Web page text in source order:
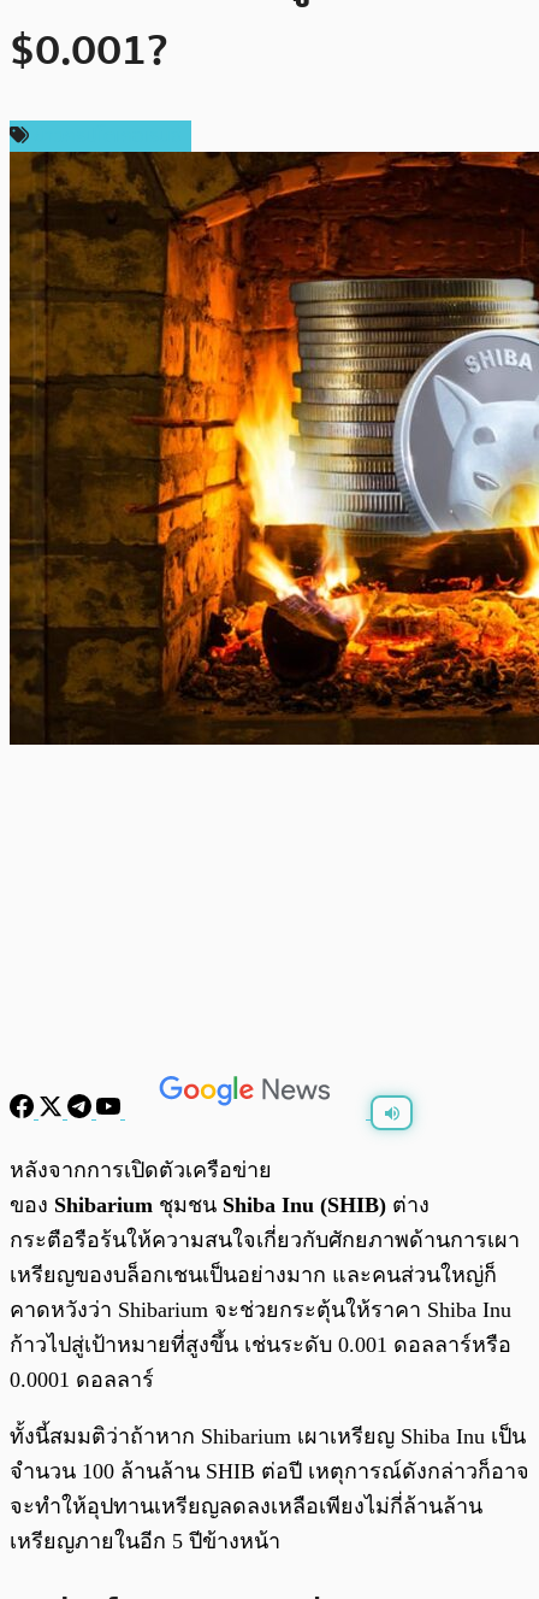
$0.001?
หลังจากการเปิดตัวเครือข่าย
ของ Shibarium ชุมชน Shiba Inu (SHIB) ต่าง
กระตือรือร้นให้ความสนใจเกี่ยวกับศักยภาพด้านการเผา
เหรียญของบล็อกเชนเป็นอย่างมาก และคนส่วนใหญ่ก็
คาดหวังว่า Shibarium จะช่วยกระตุ้นให้ราคา Shiba Inu
ก้าวไปสู่เป้าหมายที่สูงขึ้น เช่นระดับ 0.001 ดอลลาร์หรือ
0.0001 ดอลลาร์
ทั้งนี้สมมติว่าถ้าหาก Shibarium เผาเหรียญ Shiba Inu เป็น
จำนวน 100 ล้านล้าน SHIB ต่อปี เหตุการณ์ดังกล่าวก็อาจ
จะทำให้อุปทานเหรียญลดลงเหลือเพียงไม่กี่ล้านล้าน
เหรียญภายในอีก 5 ปีข้างหน้า